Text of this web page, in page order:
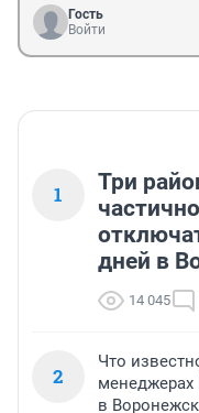
Гость
Войти
1
Три
дней в
14 045
2
Что
в